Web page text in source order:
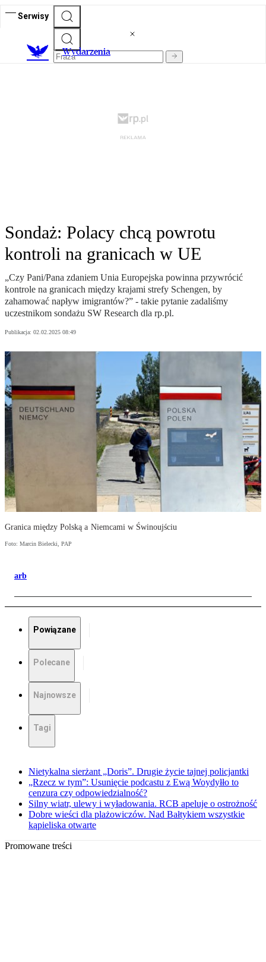
Serwisy
Wydarzenia
Sondaż: Polacy chcą powrotu
kontroli na granicach w UE
„Czy Pani/Pana zdaniem Unia Europejska powinna przywrócić
kontrole na granicach między krajami strefy Schengen, by
zahamować napływ imigrantów?” - takie pytanie zadaliśmy
uczestnikom sondażu SW Research dla rp.pl.
Publikacja: 02.02.2025 08:49
Granica między Polską a Niemcami w Świnoujściu
Foto: Marcin Bielecki, PAP
arb
Powiązane
Polecane
Najnowsze
Tagi
Nietykalna sierżant „Doris”. Drugie życie tajnej policjantki
„Rzecz w tym”: Usunięcie podcastu z Ewą Woydyłło to
cenzura czy odpowiedzialność?
Silny wiatr, ulewy i wyładowania. RCB apeluje o ostrożność
Dobre wieści dla plażowiczów. Nad Bałtykiem wszystkie
kąpieliska otwarte
Promowane treści